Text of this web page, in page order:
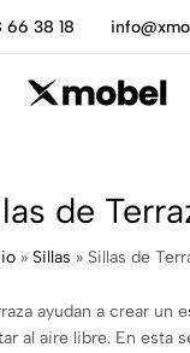
38 18
de
» Sillas » Sillas de
ayudan a crear un
al aire libre. En esta